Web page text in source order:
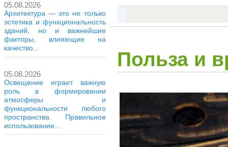
05.08.2026
Архитектура — это не только
эстетика и функциональность
зданий, но и важнейшие
факторы, влияющие на
качество...
05.08.2026
Освещение играет важную
роль в формировании
атмосферы и
функциональности любого
пространства. Правильное
использование...
Польза и